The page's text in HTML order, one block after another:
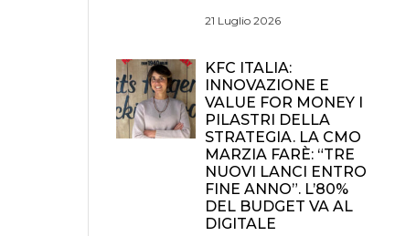
21 Luglio 2026
KFC ITALIA:
INNOVAZIONE E
VALUE FOR MONEY I
PILASTRI DELLA
STRATEGIA. LA CMO
MARZIA FARÈ: “TRE
NUOVI LANCI ENTRO
FINE ANNO”. L’80%
DEL BUDGET VA AL
DIGITALE